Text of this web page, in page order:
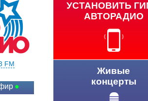
FM
УСТАНОВИТЬ
АВТОРАДИО
Живые
концерты